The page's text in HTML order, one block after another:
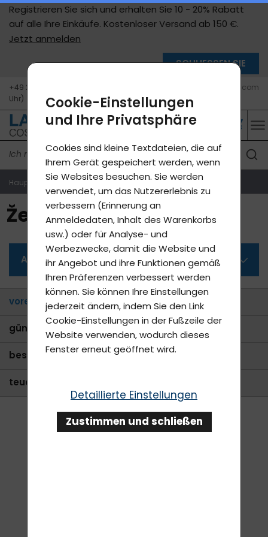
Registrieren Sie sich und erhalten Sie 10 - 20% Rabatt
auf alle Ihre Einkäufe. Kostenloser Versand ab 150 €.
Jetzt anmelden
SCHLIESSEN SIE
+49 211 9598 5362 (Mo - Fr, 10 - 15
Uhr)
info@de.lavycosmetics.com
Hauptseite
Ženské p.
voreingestellt
günstigste
bestseller
teuerste
Alle Kategorien
Cookie-Einstellungen
und Ihre Privatsphäre
Cookies sind kleine Textdateien, die auf
Ihrem Gerät gespeichert werden, wenn
Sie Websites besuchen. Sie werden
verwendet, um das Nutzererlebnis zu
verbessern (Erinnerung an
Anmeldedaten, Inhalt des Warenkorbs
usw.) oder für Analyse- und
Werbezwecke, damit die Website und
ihr Angebot und ihre Funktionen gemäß
Ihren Präferenzen verbessert werden
können. Sie können Ihre Einstellungen
jederzeit ändern, indem Sie den Link
Cookie-Einstellungen in der Fußzeile der
Website verwenden, wodurch dieses
Fenster erneut geöffnet wird.
Detaillierte Einstellungen
Zustimmen und schließen